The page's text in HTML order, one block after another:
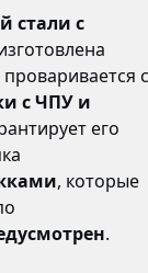
стали с
проваривается
с ЧПУ и
его
, которые
.